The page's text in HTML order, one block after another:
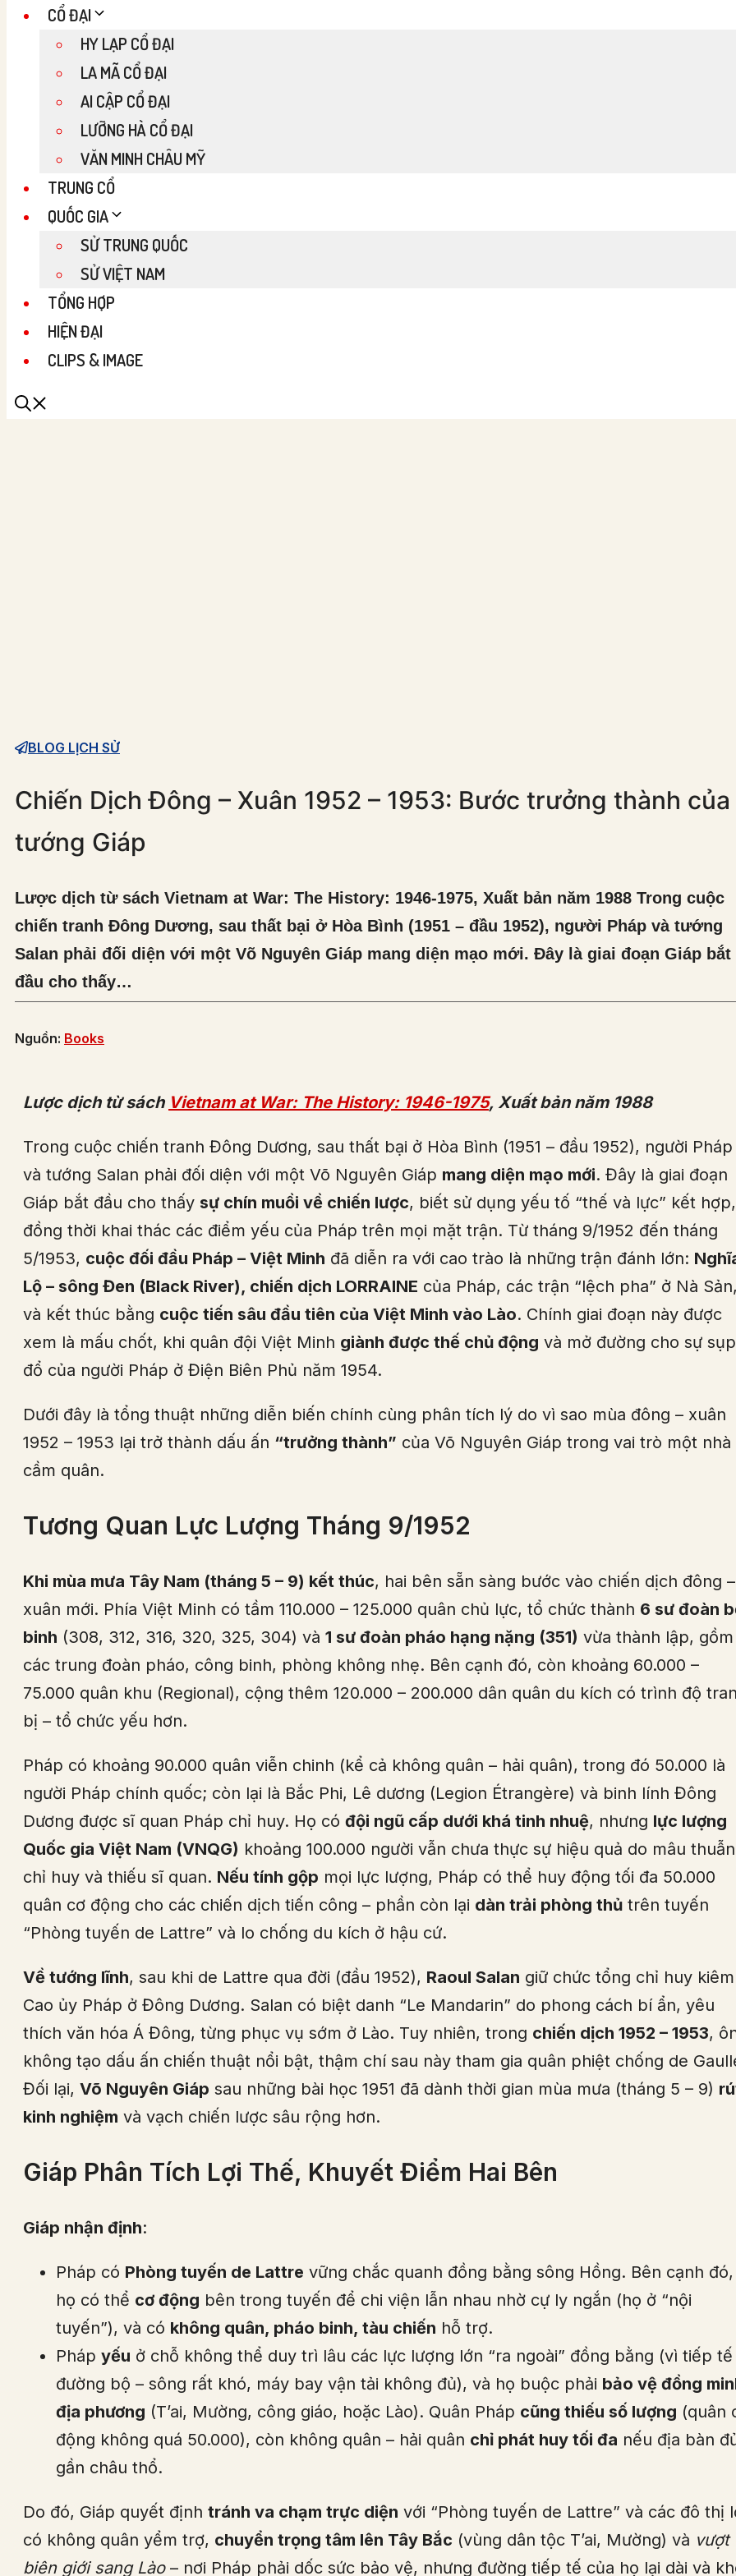
CỔ ĐẠI
HY LẠP CỔ ĐẠI
LA MÃ CỔ ĐẠI
AI CẬP CỔ ĐẠI
LƯỠNG HÀ CỔ ĐẠI
VĂN MINH CHÂU MỸ
TRUNG CỔ
QUỐC GIA
SỬ TRUNG QUỐC
SỬ VIỆT NAM
TỔNG HỢP
HIỆN ĐẠI
CLIPS & IMAGE
BLOG LỊCH SỬ
Chiến Dịch Đông – Xuân 1952 – 1953: Bước trưởng thành của
tướng Giáp
Lược dịch từ sách Vietnam at War: The History: 1946-1975, Xuất bản năm 1988 Trong cuộc
chiến tranh Đông Dương, sau thất bại ở Hòa Bình (1951 – đầu 1952), người Pháp và tướng
Salan phải đối diện với một Võ Nguyên Giáp mang diện mạo mới. Đây là giai đoạn Giáp bắt
đầu cho thấy…
Nguồn: Books
Lược dịch từ sách Vietnam at War: The History: 1946-1975, Xuất bản năm 1988
Trong cuộc chiến tranh Đông Dương, sau thất bại ở Hòa Bình (1951 – đầu 1952), người Pháp
và tướng Salan phải đối diện với một Võ Nguyên Giáp mang diện mạo mới. Đây là giai đoạn
Giáp bắt đầu cho thấy sự chín muồi về chiến lược, biết sử dụng yếu tố “thế và lực” kết hợp,
đồng thời khai thác các điểm yếu của Pháp trên mọi mặt trận. Từ tháng 9/1952 đến tháng
5/1953, cuộc đối đầu Pháp – Việt Minh đã diễn ra với cao trào là những trận đánh lớn:
Lộ – sông Đen (Black River), chiến dịch LORRAINE của Pháp, các trận “lệch pha” ở Nà
và kết thúc bằng cuộc tiến sâu đầu tiên của Việt Minh vào Lào. Chính giai đoạn này được
xem là mấu chốt, khi quân đội Việt Minh giành được thế chủ động và mở đường cho sự sụp
đổ của người Pháp ở Điện Biên Phủ năm 1954.
Dưới đây là tổng thuật những diễn biến chính cùng phân tích lý do vì sao mùa đông – xuân
1952 – 1953 lại trở thành dấu ấn “trưởng thành” của Võ Nguyên Giáp trong vai trò một nhà
cầm quân.
Tương Quan Lực Lượng Tháng 9/1952
Khi mùa mưa Tây Nam (tháng 5 – 9) kết thúc, hai bên sẵn sàng bước vào chiến dịch đông –
xuân mới. Phía Việt Minh có tầm 110.000 – 125.000 quân chủ lực, tổ chức thành 6 sư đoàn
binh (308, 312, 316, 320, 325, 304) và 1 sư đoàn pháo hạng nặng (351) vừa thành lập, gồm
các trung đoàn pháo, công binh, phòng không nhẹ. Bên cạnh đó, còn khoảng 60.000 –
75.000 quân khu (Regional), cộng thêm 120.000 – 200.000 dân quân du kích có trình độ
bị – tổ chức yếu hơn.
Pháp có khoảng 90.000 quân viễn chinh (kể cả không quân – hải quân), trong đó 50.000 là
người Pháp chính quốc; còn lại là Bắc Phi, Lê dương (Legion Étrangère) và binh lính Đông
Dương được sĩ quan Pháp chỉ huy. Họ có đội ngũ cấp dưới khá tinh nhuệ, nhưng lực lượng
Quốc gia Việt Nam (VNQG) khoảng 100.000 người vẫn chưa thực sự hiệu quả do mâu thuẫn
chỉ huy và thiếu sĩ quan. Nếu tính gộp mọi lực lượng, Pháp có thể huy động tối đa 50.000
quân cơ động cho các chiến dịch tiến công – phần còn lại dàn trải phòng thủ trên tuyến
“Phòng tuyến de Lattre” và lo chống du kích ở hậu cứ.
Về tướng lĩnh, sau khi de Lattre qua đời (đầu 1952), Raoul Salan giữ chức tổng chỉ huy kiêm
Cao ủy Pháp ở Đông Dương. Salan có biệt danh “Le Mandarin” do phong cách bí ẩn, yêu
thích văn hóa Á Đông, từng phục vụ sớm ở Lào. Tuy nhiên, trong chiến dịch 1952 – 1953,
không tạo dấu ấn chiến thuật nổi bật, thậm chí sau này tham gia quân phiệt chống de
Đối lại, Võ Nguyên Giáp sau những bài học 1951 đã dành thời gian mùa mưa (tháng 5 – 9)
kinh nghiệm và vạch chiến lược sâu rộng hơn.
Giáp Phân Tích Lợi Thế, Khuyết Điểm Hai Bên
Giáp nhận định:
Pháp có Phòng tuyến de Lattre vững chắc quanh đồng bằng sông Hồng. Bên cạnh đó,
họ có thể cơ động bên trong tuyến để chi viện lẫn nhau nhờ cự ly ngắn (họ ở “nội
tuyến”), và có không quân, pháo binh, tàu chiến hỗ trợ.
Pháp yếu ở chỗ không thể duy trì lâu các lực lượng lớn “ra ngoài” đồng bằng (vì tiếp tế
đường bộ – sông rất khó, máy bay vận tải không đủ), và họ buộc phải bảo vệ đồng
địa phương (T’ai, Mường, công giáo, hoặc Lào). Quân Pháp cũng thiếu số lượng (quân
động không quá 50.000), còn không quân – hải quân chỉ phát huy tối đa nếu địa bàn
gần châu thổ.
Do đó, Giáp quyết định tránh va chạm trực diện với “Phòng tuyến de Lattre” và các đô thị
có không quân yểm trợ, chuyển trọng tâm lên Tây Bắc (vùng dân tộc T’ai, Mường) và vượt
biên giới sang Lào– nơi Pháp phải dốc sức bảo vệ, nhưng đường tiếp tế của họ lại dài và